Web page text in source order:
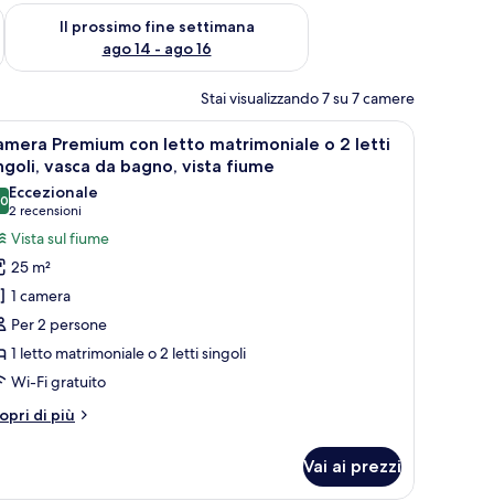
ago 7 - ago 9
Il prossimo fine settimana
ago 14 - ago 16
Verifica la disponibilità per il prossimo fine settimana, ago 14
Stai visualizzando 7 su 7 camere
murale raffigurante uccelli, un'area pranzo con tavolo e sedie, e vista
Una camera d'albergo con un letto grande,
8
Premium con letto matrimoniale o 2 letti
vasca da bagno, vista fiume
su 10
Eccezionale
2 recensioni
(2
recensioni)
Vista sul fiume
25 m²
1 camera
Per 2 persone
1 letto matrimoniale o 2 letti singoli
Wi-Fi gratuito
di più
Vai ai prezzi